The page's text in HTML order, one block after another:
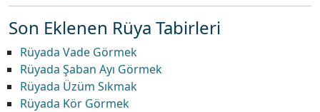
Son Eklenen Rüya Tabirleri
Rüyada Vade Görmek
Rüyada Şaban Ayı Görmek
Rüyada Üzüm Sıkmak
Rüyada Kör Görmek